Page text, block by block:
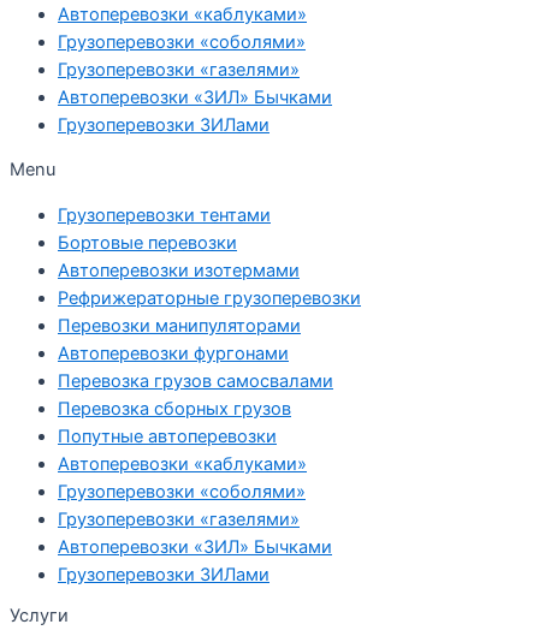
Автоперевозки «каблуками»
Грузоперевозки «соболями»
Грузоперевозки «газелями»
Автоперевозки «ЗИЛ» Бычками
Грузоперевозки ЗИЛами
Menu
Грузоперевозки тентами
Бортовые перевозки
Автоперевозки изотермами
Рефрижераторные грузоперевозки
Перевозки манипуляторами
Автоперевозки фургонами
Перевозка грузов самосвалами
Перевозка сборных грузов
Попутные автоперевозки
Автоперевозки «каблуками»
Грузоперевозки «соболями»
Грузоперевозки «газелями»
Автоперевозки «ЗИЛ» Бычками
Грузоперевозки ЗИЛами
Услуги